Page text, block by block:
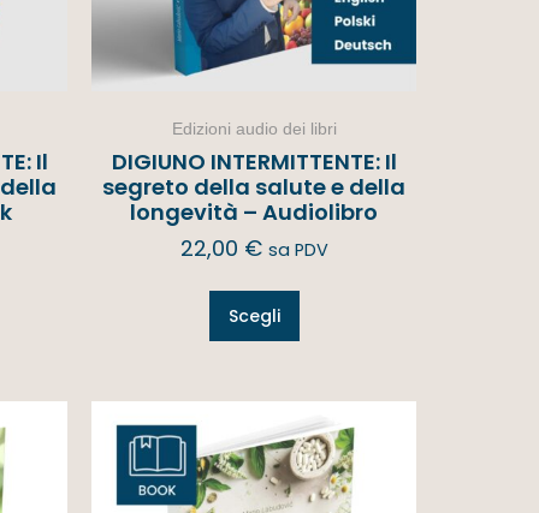
Il
Edizioni audio dei libri
DIGIUNO INTERMITTENTE: Il
segreto della salute e della
longevità – Audiolibro
22,00 € sa PDV
Scegli